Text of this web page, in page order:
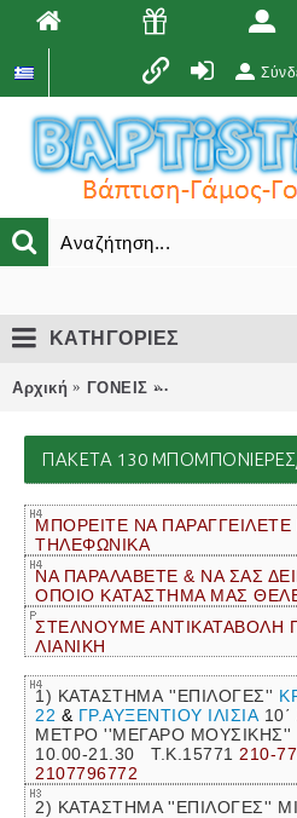
ΚΑΤΗΓΟΡΙΕΣ
Αρχική ΓΟΝΕΙΣ πακέτα 130
ΜΠΟΡΕΙΤΕ ΝΑ
ΤΗΛΕΦΩΝΙΚΑ
ΝΑ ΠΑΡΑΛΑΒΕΤΕ & ΝΑ ΣΑΣ
ΟΠΟΙΟ ΚΑΤΑΣΤΗΜΑ ΜΑΣ
ΣΤΕΛΝΟΥΜΕ
ΛΙΑΝΙΚΗ
1) ΚΑΤΑΣΤΗΜΑ ''ΕΠΙΛΟΓΕΣ''
22 & ΓΡ.ΑΥΞΕΝΤΙΟΥ ΙΛΙΣΙΑ
ΜΕΤΡΟ ''ΜΕΓΑΡΟ ΜΟΥΣΙΚΗΣ''
10.00-21.30 Τ.Κ.15771 210-
2107796772
2) ΚΑΤΑΣΤΗΜΑ ''ΕΠΙΛΟΓΕΣ''